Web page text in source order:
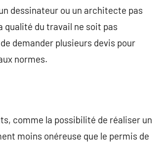
dessinateur ou un architecte pas
qualité du travail ne soit pas
demander plusieurs devis pour
normes.
comme la possibilité de réaliser un
moins onéreuse que le permis de